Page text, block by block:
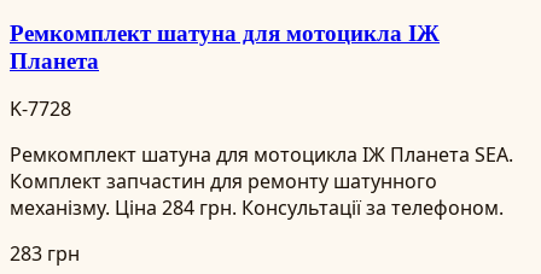
Ремкомплект шатуна для мотоцикла ІЖ
Планета
K-7728
Ремкомплект шатуна для мотоцикла ІЖ Планета SEA.
Комплект запчастин для ремонту шатунного
механізму. Ціна 284 грн. Консультації за телефоном.
283 грн